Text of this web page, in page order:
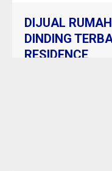
DIJUAL
DINDING
RESIDENCE